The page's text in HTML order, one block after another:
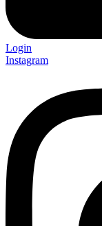
Login
Instagram